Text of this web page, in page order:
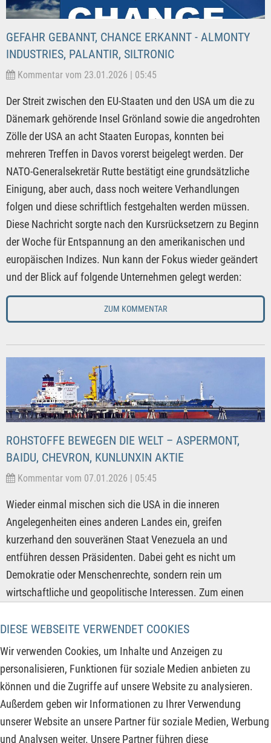
DIESE WEBSEITE VERWENDET COOKIES
Wir verwenden Cookies, um Inhalte und Anzeigen zu
personalisieren, Funktionen für soziale Medien anbieten zu
können und die Zugriffe auf unsere Website zu analysieren.
Außerdem geben wir Informationen zu Ihrer Verwendung
unserer Website an unsere Partner für soziale Medien, Werbung
und Analysen weiter. Unsere Partner führen diese
GEFAHR GEBANNT, CHANCE ERKANNT - ALMONTY
INDUSTRIES, PALANTIR, SILTRONIC
Kommentar vom 23.01.2026 | 05:45
Der Streit zwischen den EU-Staaten und den USA um die zu
Dänemark gehörende Insel Grönland sowie die angedrohten
Zölle der USA an acht Staaten Europas, konnten bei
mehreren Treffen in Davos vorerst beigelegt werden. Der
NATO-Generalsekretär Rutte bestätigt eine grundsätzliche
Einigung, aber auch, dass noch weitere Verhandlungen
folgen und diese schriftlich festgehalten werden müssen.
Diese Nachricht sorgte nach den Kursrücksetzern zu Beginn
der Woche für Entspannung an den amerikanischen und
europäischen Indizes. Nun kann der Fokus wieder geändert
und der Blick auf folgende Unternehmen gelegt werden:
ZUM KOMMENTAR
ROHSTOFFE BEWEGEN DIE WELT – ASPERMONT,
BAIDU, CHEVRON, KUNLUNXIN AKTIE
Kommentar vom 07.01.2026 | 05:45
Wieder einmal mischen sich die USA in die inneren
Angelegenheiten eines anderen Landes ein, greifen
kurzerhand den souveränen Staat Venezuela an und
entführen dessen Präsidenten. Dabei geht es nicht um
Demokratie oder Menschenrechte, sondern rein um
wirtschaftliche und geopolitische Interessen. Zum einen
Landes, allen voran Erdöl, sichern und zum anderen die
zweitstärkste Wirtschaftsnation der Welt, China, von diesem
Ressourcenzugriff fernhalten. Bisher saugte China mehr als
30 % aller Exporte von Venezuela auf, doch durch den
völkerrechtswidrigen Angriff der USA stehen die massiven
Investitionen des Reichs der Mitte sowie die bisherigen
Importe infrage.